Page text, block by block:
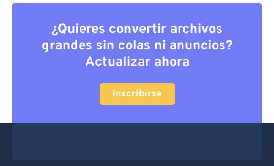
¿Quieres convertir archivos
grandes sin colas ni anuncios?
Actualizar ahora
Inscribirse